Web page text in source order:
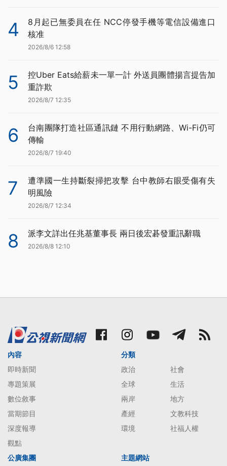
4
8月起已無委員在任 NCC停發手機等電信設備進口
核准
2026/8/6 12:58
5
控Uber Eats給薪未一單一計 外送員團體揚言提告加
重詐欺
2026/8/7 12:35
6
台南團隊打造社區通訊鏈 不用行動網路、Wi-Fi仍可
傳輸
2026/8/7 19:40
7
遭準國一生持斷裂掃把攻擊 台中教師右眼受傷有失
明風險
2026/8/7 12:34
8 派李文詳出任兆基董事長 兩日後宏碁發重訊辭職
2026/8/8 12:10
內容
即時新聞
專題策展
數位敘事
當期節目
深度報導
觀點
分類
政治
社會
全球
生活
兩岸
地方
產經
文教科技
環境
社福人權
公廣集團 主題網站